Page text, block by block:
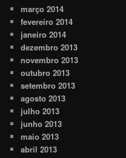
março 2014
fevereiro 2014
janeiro 2014
dezembro 2013
novembro 2013
outubro 2013
setembro 2013
agosto 2013
julho 2013
junho 2013
maio 2013
abril 2013